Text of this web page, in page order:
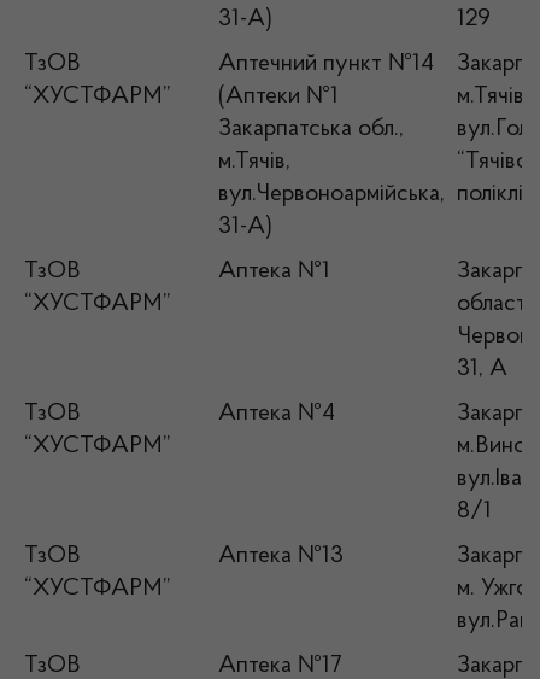
31-А)
129
ТзОВ
“ХУСТФАРМ”
Аптечний пункт №14
(Аптеки №1
Закарпатська обл.,
м.Тячів,
вул.Червоноармійська,
31-А)
м.Тячів,
ТзОВ
“ХУСТФАРМ”
Аптека №1
31, А
ТзОВ
“ХУСТФАРМ”
Аптека №4
8/1
ТзОВ
“ХУСТФАРМ”
Аптека №13
м.
ТзОВ
Аптека №17